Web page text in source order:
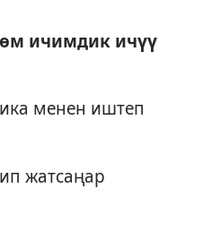
ичимдик ичүү
менен иштеп
жатсаңар